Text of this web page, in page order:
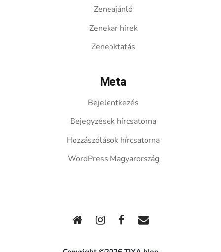
Zeneajánló
Zenekar hírek
Zeneoktatás
Meta
Bejelentkezés
Bejegyzések hírcsatorna
Hozzászólások hírcsatorna
WordPress Magyarország